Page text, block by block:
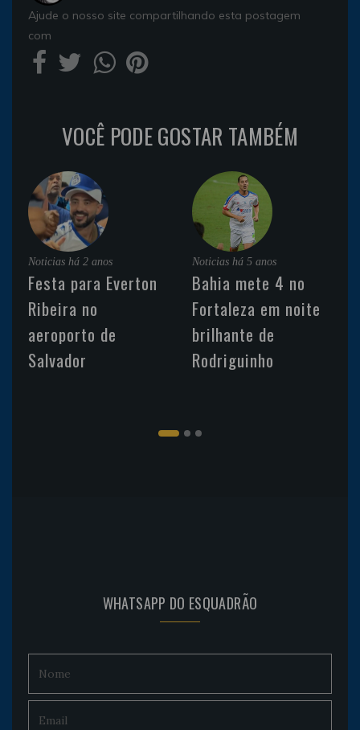
Ajude o nosso site compartilhando esta postagem
com
VOCÊ PODE GOSTAR TAMBÉM
Noticias há 2 anos
Festa para Everton
Ribeira no
aeroporto de
Salvador
Noticias há 5 anos
Bahia mete 4 no
Fortaleza em noite
brilhante de
Rodriguinho
WHATSAPP DO ESQUADRÃO